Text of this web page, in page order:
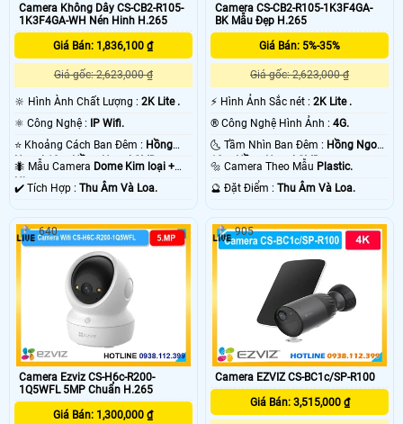
Camera Không Dây CS-CB2-R105-
1K3F4GA-WH Nén Hinh H.265
Giá Bán: 1,836,100 ₫
Giá gốc: 2,623,000 ₫
🔆 Hình Ành Chất Lượng : 2K Lite .
⚛️ Công Nghệ : IP Wifi.
⭐ Khoảng Cách Ban Đêm : Hồng
Ngoại 10m Hồng Ngoại SMD.
🐜 Mẫu Camera Dome Kim loại +
Nhựa.
️✔️ Tích Hợp : Thu Âm Và Loa.
Camera CS-CB2-R105-1K3F4GA-
BK Mẫu Đẹp H.265
Giá Bán: 5%-35%
Giá gốc: 2,623,000 ₫
️⚡ Hình Ảnh Sắc nét :2K Lite .
®️ Công Nghệ Hình Ảnh :4G.
🌜 Tầm Nhìn Ban Đêm : Hồng Ngoại
10m Hồng Ngoại SMD.
🔩 Camera Theo Mẫu Plastic.
️🔮 Đặt Điểm :Thu Âm Và Loa.
Camera Ezviz CS-H6c-R200-
1Q5WFL 5MP Chuẩn H.265
Giá Bán: 1,300,000 ₫
640
Camera EZVIZ CS-BC1c/SP-R100
Giá Bán: 3,515,000 ₫
905